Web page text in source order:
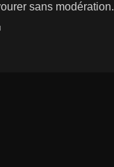
sans modération.